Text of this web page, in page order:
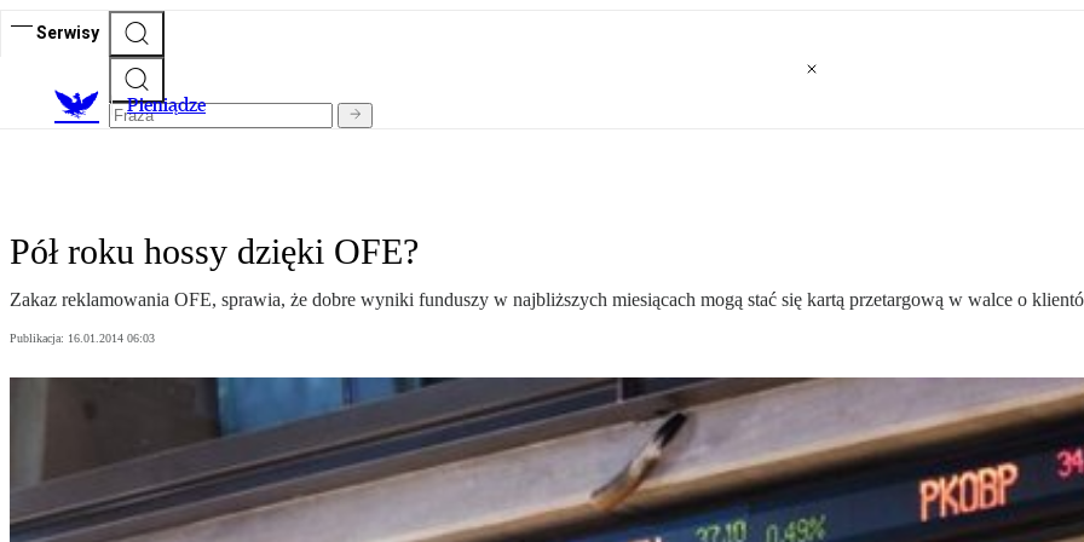
Serwisy
Pieniądze
Pół roku hossy dzięki OFE?
Zakaz reklamowania OFE, sprawia, że dobre wyniki funduszy w najbliższych miesiącach mogą stać się kartą przetargową w walce o
Publikacja: 16.01.2014 06:03